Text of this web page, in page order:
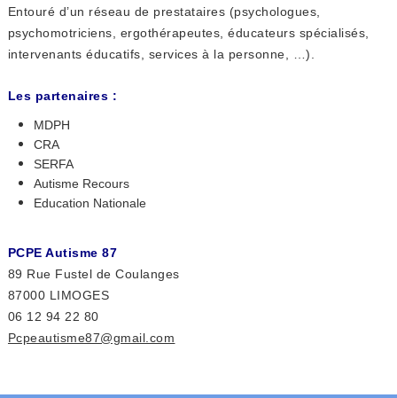
Entouré d’un réseau de prestataires (psychologues,
psychomotriciens, ergothérapeutes, éducateurs spécialisés,
intervenants éducatifs, services à la personne, …).
Les partenaires :
MDPH
CRA
SERFA
Autisme Recours
Education Nationale
PCPE Autisme 87
89 Rue Fustel de Coulanges
87000 LIMOGES
06 12 94 22 80
Pcpeautisme87@gmail.com